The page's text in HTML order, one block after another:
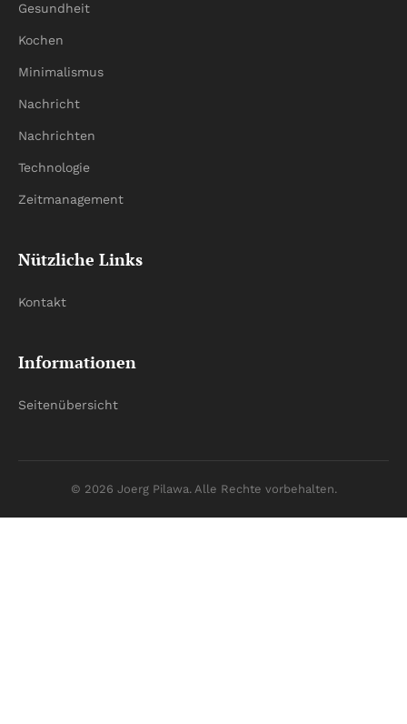
Gesundheit
Kochen
Minimalismus
Nachricht
Nachrichten
Technologie
Zeitmanagement
Nützliche Links
Kontakt
Informationen
Seitenübersicht
© 2026 Joerg Pilawa. Alle Rechte vorbehalten.